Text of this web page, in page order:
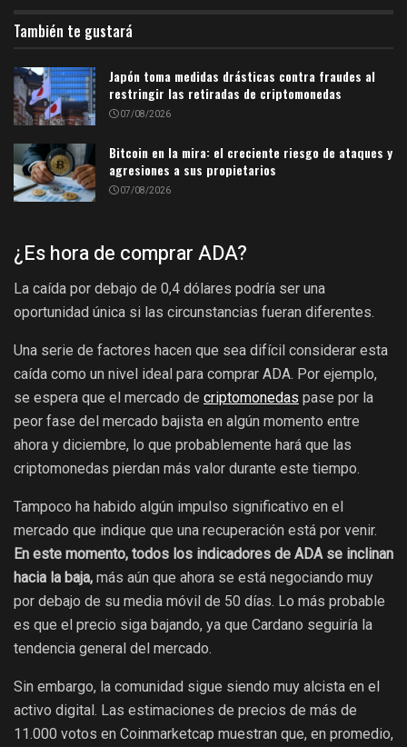
También te gustará
Japón toma medidas drásticas contra fraudes al
restringir las retiradas de criptomonedas
07/08/2026
Bitcoin en la mira: el creciente riesgo de ataques y
agresiones a sus propietarios
07/08/2026
¿Es hora de comprar ADA?
La caída por debajo de 0,4 dólares podría ser una
oportunidad única si las circunstancias fueran diferentes.
Una serie de factores hacen que sea difícil considerar esta
caída como un nivel ideal para comprar ADA. Por ejemplo,
se espera que el mercado de criptomonedas pase por la
peor fase del mercado bajista en algún momento entre
ahora y diciembre, lo que probablemente hará que las
criptomonedas pierdan más valor durante este tiempo.
Tampoco ha habido algún impulso significativo en el
mercado que indique que una recuperación está por venir.
En este momento, todos los indicadores de ADA se inclinan
hacia la baja, más aún que ahora se está negociando muy
por debajo de su media móvil de 50 días. Lo más probable
es que el precio siga bajando, ya que Cardano seguiría la
tendencia general del mercado.
Sin embargo, la comunidad sigue siendo muy alcista en el
activo digital. Las estimaciones de precios de más de
11.000 votos en Coinmarketcap muestran que, en promedio,